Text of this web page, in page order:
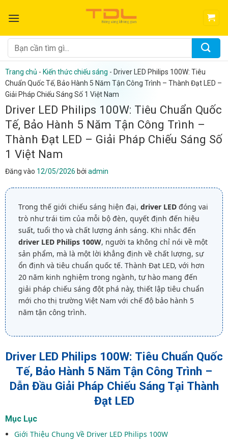
qua
dung
Tìm
kiếm:
Trang chủ - Kiến thức chiếu sáng - Driver LED Philips 100W: Tiêu
Chuẩn Quốc Tế, Bảo Hành 5 Năm Tận Công Trình – Thành Đạt LED –
Giải Pháp Chiếu Sáng Số 1 Việt Nam
Driver LED Philips 100W: Tiêu Chuẩn Quốc
Tế, Bảo Hành 5 Năm Tận Công Trình –
Thành Đạt LED – Giải Pháp Chiếu Sáng Số
1 Việt Nam
Đăng vào 12/05/2026 bởi admin
Trong thế giới chiếu sáng hiện đại, driver LED đóng vai
trò như trái tim của mỗi bộ đèn, quyết định đến hiệu
suất, tuổi thọ và chất lượng ánh sáng. Khi nhắc đến
driver LED Philips 100W, người ta không chỉ nói về một
sản phẩm, mà là một lời khẳng định về chất lượng, sự
ổn định và tiêu chuẩn quốc tế. Thành Đạt LED, với hơn
20 năm kinh nghiệm trong ngành, tự hào mang đến
giải pháp chiếu sáng đột phá này, thiết lập tiêu chuẩn
mới cho thị trường Việt Nam với chế độ bảo hành 5
năm tận công trình.
Driver LED Philips 100W: Tiêu Chuẩn Quốc
Tế, Bảo Hành 5 Năm Tận Công Trình –
Dẫn Đầu Giải Pháp Chiếu Sáng Tại Thành
Đạt LED
Mục Lục
Giới Thiệu Chung Về Driver LED Philips 100W